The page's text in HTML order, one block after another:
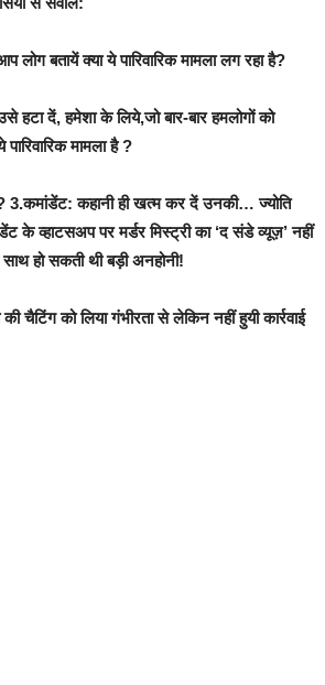
लोग बतायें क्या ये पारिवारिक मामला लग रहा है?
हटा दें, हमेशा के लिये,जो बार-बार हमलोगों को
मामला है ?
? 3.कमांडेंट: कहानी ही खत्म कर दें उनकी… ज्योति
के व्हाटसअप पर मर्डर मिस्ट्री का ‘द संडे व्यूज़’ नहीं
हो सकती थी बड़ी अनहोनी!
चैटिंग को लिया गंभीरता से लेकिन नहीं हुयी कार्रवाई